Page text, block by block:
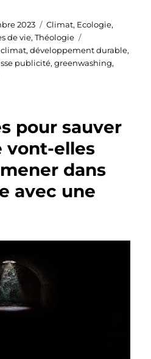
2023 Catégories
Climat, Ecologie,
de vie,Théologie
climat,développement durable,
publicité,greenwashing,
pour sauver
vont-elles
dans
avec une